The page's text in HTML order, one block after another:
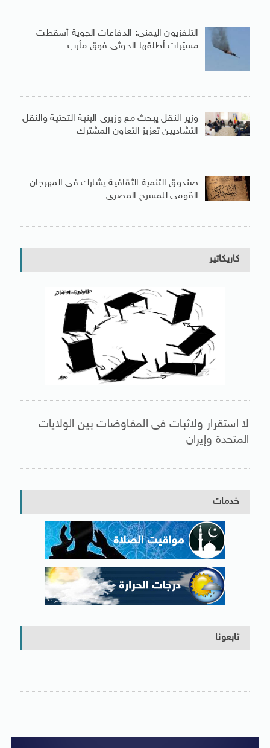
التلفزيون اليمنى: الدفاعات الجوية أسقطت
مسيّرات أطلقها الحوثى فوق مأرب
وزير النقل يبحث مع وزيرى البنية التحتية والنقل
التشاديين تعزيز التعاون المشترك
صندوق التنمية الثقافية يشارك فى المهرجان
القومى للمسرح المصرى
كاريكاتير
لا استقرار ولاثبات فى المفاوضات بين الولايات
المتحدة وإيران
خدمات
تابعونا